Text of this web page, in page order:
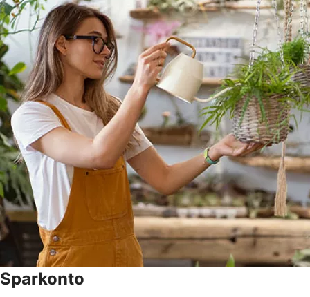
Sparkonto